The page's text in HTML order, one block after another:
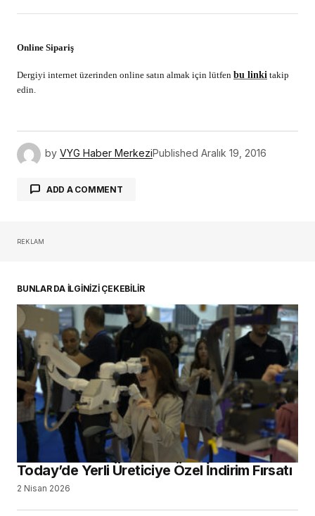
Today’de Yerli Üreticiye Özel İndirim Fırsatı
IDEX 2026’nın Yıldız Markaları, Today’de
Parlıyor
26 Şubat 2026